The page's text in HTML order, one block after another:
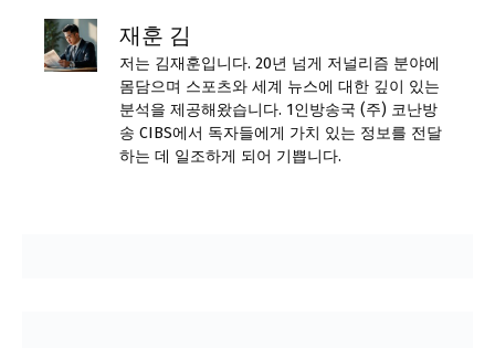
재훈 김
저는 김재훈입니다. 20년 넘게 저널리즘 분야에
몸담으며 스포츠와 세계 뉴스에 대한 깊이 있는
분석을 제공해왔습니다. 1인방송국 (주) 코난방
송 CIBS에서 독자들에게 가치 있는 정보를 전달
하는 데 일조하게 되어 기쁩니다.